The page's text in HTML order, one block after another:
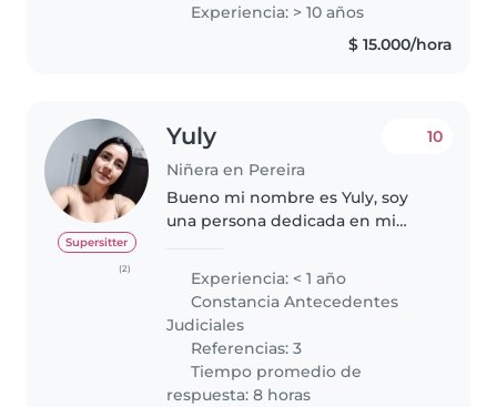
Muy cariñosa y honesta. Vivo en
Chia cundinamarca, con mi..
Experiencia: > 10 años
$ 15.000/hora
Supersitter
(2)
Yuly
Niñera en Pereira
10
Bueno mi nombre es Yuly, soy
una persona dedicada en mi
a la primera infancia y estudio
licenciatura en educación infantil
por que amo los niños,..
Experiencia: < 1 año
Constancia Antecedentes
Judiciales
Referencias: 3
Tiempo promedio de
respuesta: 8 horas